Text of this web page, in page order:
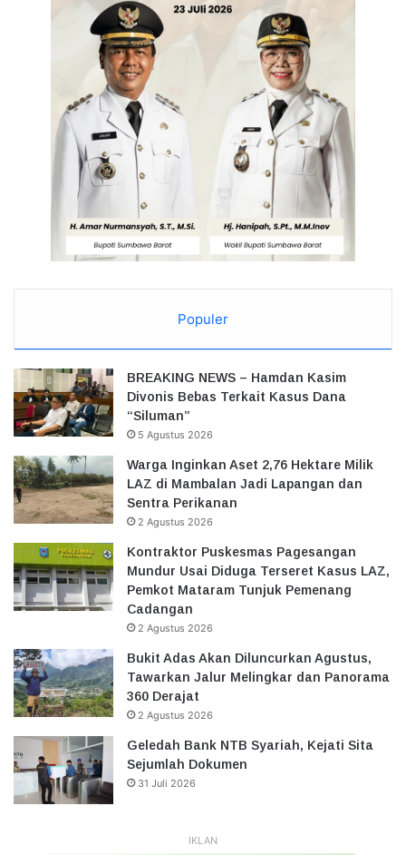
Populer
BREAKING NEWS – Hamdan Kasim
Divonis Bebas Terkait Kasus Dana
“Siluman”
5 Agustus 2026
Warga Inginkan Aset 2,76 Hektare Milik
LAZ di Mambalan Jadi Lapangan dan
Sentra Perikanan
2 Agustus 2026
Kontraktor Puskesmas Pagesangan
Mundur Usai Diduga Terseret Kasus LAZ,
Pemkot Mataram Tunjuk Pemenang
Cadangan
2 Agustus 2026
Bukit Adas Akan Diluncurkan Agustus,
Tawarkan Jalur Melingkar dan Panorama
360 Derajat
2 Agustus 2026
Geledah Bank NTB Syariah, Kejati Sita
Sejumlah Dokumen
31 Juli 2026
IKLAN